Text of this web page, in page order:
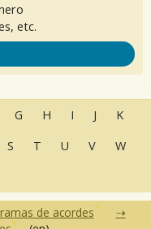
etc.
G H I J
K
S T U V
W
de acordes